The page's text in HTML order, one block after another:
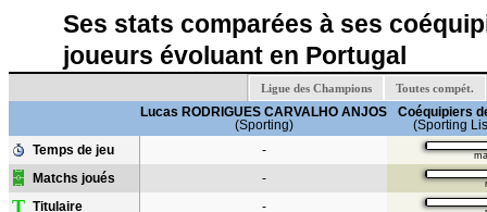
Ses stats comparées à ses
joueurs évoluant en Portugal
Ligue des Champions Toutes compét.
Lucas RODRIGUES CARVALHO ANJOS
(Sporting)
Coéquipiers
(Sporting
Temps de jeu
-
Matchs joués -
T Titulaire -